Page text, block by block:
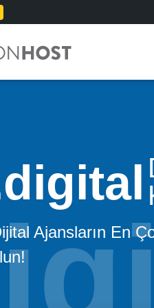
digital
Ajansların En